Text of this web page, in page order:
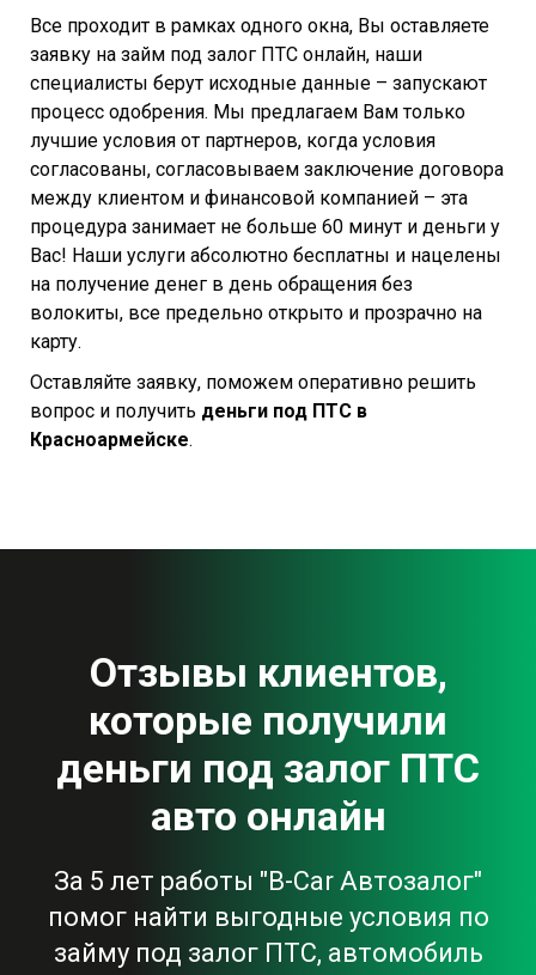
Все проходит в рамках одного окна, Вы оставляете
заявку на займ под залог ПТС онлайн, наши
специалисты берут исходные данные – запускают
процесс одобрения. Мы предлагаем Вам только
лучшие условия от партнеров, когда условия
согласованы, согласовываем заключение договора
между клиентом и финансовой компанией – эта
процедура занимает не больше 60 минут и деньги у
Вас! Наши услуги абсолютно бесплатны и нацелены
на получение денег в день обращения без
волокиты, все предельно открыто и прозрачно на
карту.
Оставляйте заявку, поможем оперативно решить
вопрос и получить деньги под ПТС в
Красноармейске.
Отзывы клиентов,
которые получили
деньги под залог ПТС
авто онлайн
За 5 лет работы "B-Car Автозалог"
помог найти выгодные условия по
займу под залог ПТС, автомобиль